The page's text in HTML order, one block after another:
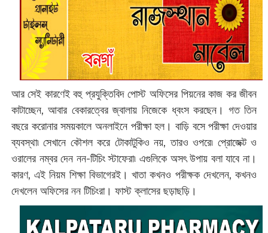
আর সেই কারণেই বহু প্রযুক্তিবিদ পোস্ট অফিসের পিয়নের কাজ কর জীবন
কাটাচ্ছেন, আবার বেকারত্বের জ্বালায় নিজেকে ধ্বংস করছেন। গত তিন
বছরে করোনার সময়কালে অনলাইনে পরীক্ষা হল। বাড়ি বসে পরীক্ষা দেওয়ার
ব্যবস্থা৷ সেখানে কৌশল করে টোকাটুকিও নয়, তারও ওপরে৷ প্রোজেক্ট ও
ওরালের নম্বর দেন নন-টিচিং স্টাফেরা৷ এগুলিকে অসৎ উপায় বলা যাবে না।
কারণ, এই নিয়ম শিক্ষা বিভাগেরই। খাতা কখনও পরীক্ষক দেখলেন, কখনও
দেখলেন অফিসের নন টিচিংরা। ফাস্ট ক্লাসের ছড়াছড়ি।